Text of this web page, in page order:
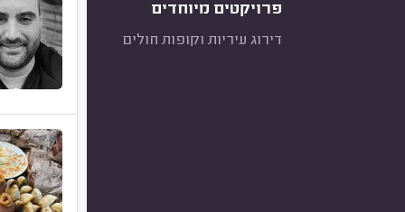
פרויקטים מיוחדים
דירוג עיריות וקופות חולים